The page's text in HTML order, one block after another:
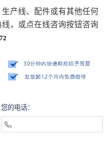
产线、配件或有其他任何
，或点在线咨询按钮咨询
您的电话：